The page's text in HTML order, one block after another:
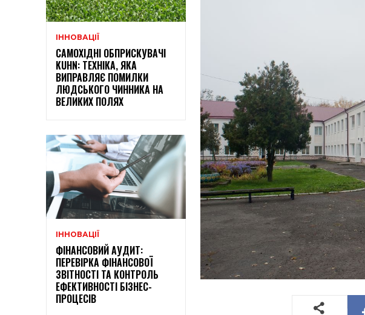
ІННОВАЦІЇ
САМОХІДНІ ОБПРИСКУВАЧІ
KUHN: ТЕХНІКА, ЯКА
ВИПРАВЛЯЄ ПОМИЛКИ
ЛЮДСЬКОГО ЧИННИКА НА
ВЕЛИКИХ ПОЛЯХ
ІННОВАЦІЇ
ФІНАНСОВИЙ АУДИТ:
ПЕРЕВІРКА ФІНАНСОВОЇ
ЗВІТНОСТІ ТА КОНТРОЛЬ
ЕФЕКТИВНОСТІ БІЗНЕС-
ПРОЦЕСІВ